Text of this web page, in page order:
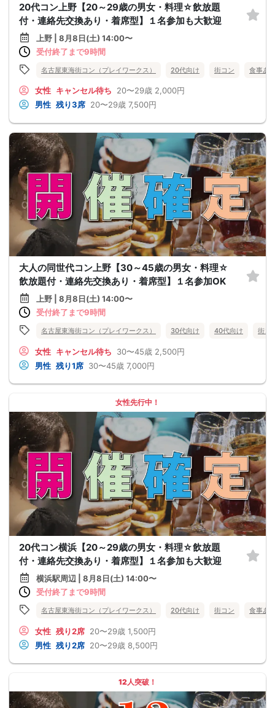
20代コン上野【20～29歳の男女・料理☆飲放題
付・連絡先交換あり・着席型】１名参加も大歓迎
上野 | 8月8日(土) 14:00〜
受付終了まで9時間
名古屋東海街コン（プレイワークス） 20代向け 街コン 食事あ
女性 キャンセル待ち 20〜29歳 2,000円
男性 残り3席 20〜29歳 7,500円
大人の同世代コン上野【30～45歳の男女・料理☆
飲放題付・連絡先交換あり・着席型】１名参加OK
上野 | 8月8日(土) 14:00〜
受付終了まで9時間
名古屋東海街コン（プレイワークス） 30代向け 40代向け 街コ
女性 キャンセル待ち 30〜45歳 2,500円
男性 残り1席 30〜45歳 7,000円
女性先行中！
20代コン横浜【20～29歳の男女・料理☆飲放題
付・連絡先交換あり・着席型】１名参加も大歓迎
横浜駅周辺 | 8月8日(土) 14:00〜
受付終了まで9時間
名古屋東海街コン（プレイワークス） 20代向け 街コン 食事あ
女性 残り2席 20〜29歳 1,500円
男性 残り2席 20〜29歳 8,500円
12人突破！